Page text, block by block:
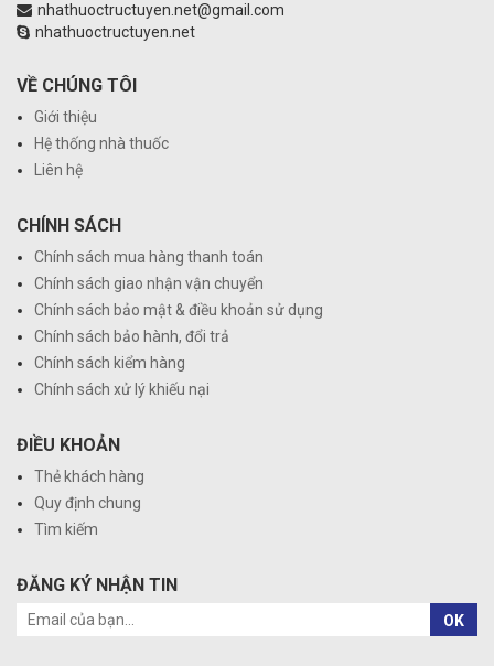
nhathuoctructuyen.net@gmail.com
nhathuoctructuyen.net
VỀ CHÚNG TÔI
Giới thiệu
Hệ thống nhà thuốc
Liên hệ
CHÍNH SÁCH
Chính sách mua hàng thanh toán
Chính sách giao nhận vận chuyển
Chính sách bảo mật & điều khoản sử dụng
Chính sách bảo hành, đổi trả
Chính sách kiểm hàng
Chính sách xử lý khiếu nại
ĐIỀU KHOẢN
Thẻ khách hàng
Quy định chung
Tìm kiếm
ĐĂNG KÝ NHẬN TIN
OK